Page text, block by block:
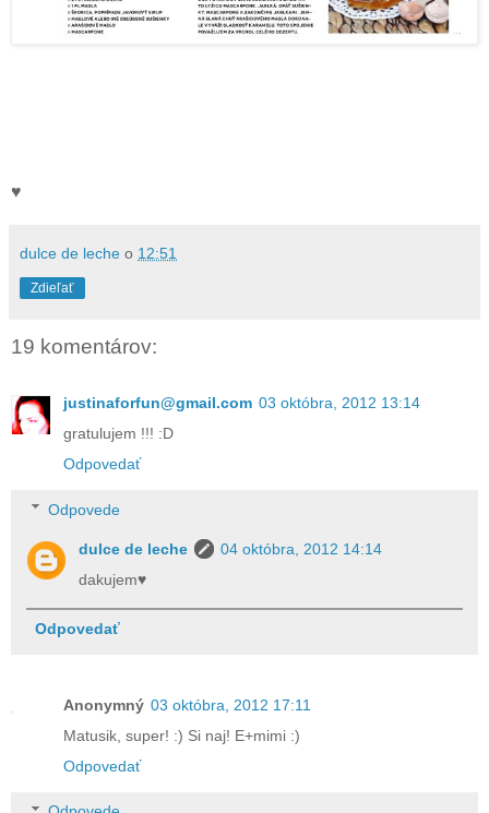
♥
dulce de leche o 12:51
Zdieľať
19 komentárov:
justinaforfun@gmail.com 03 októbra, 2012 13:14
gratulujem !!! :D
Odpovedať
Odpovede
dulce de leche
04 októbra, 2012 14:14
dakujem♥
Odpovedať
Anonymný 03 októbra, 2012 17:11
Matusik, super! :) Si naj! E+mimi :)
Odpovedať